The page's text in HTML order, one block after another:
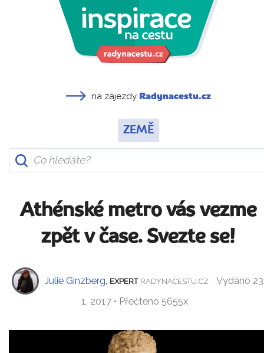
na zájezdy Radynacestu.cz
ZEMĚ
Athénské metro vás vezme
zpět v čase. Svezte se!
Julie Ginzberg EXPERT RADYNACESTU.CZ
Vydáno
1. 2017 • Přečteno 5655x